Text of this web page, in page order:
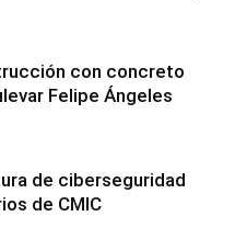
con concreto
Felipe Ángeles
de ciberseguridad
de CMIC